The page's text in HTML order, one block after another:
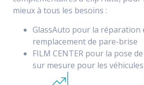
mieux à tous les besoins :
GlassAuto pour la réparation
remplacement de pare-brise
FILM CENTER pour la pose
sur mesure pour les